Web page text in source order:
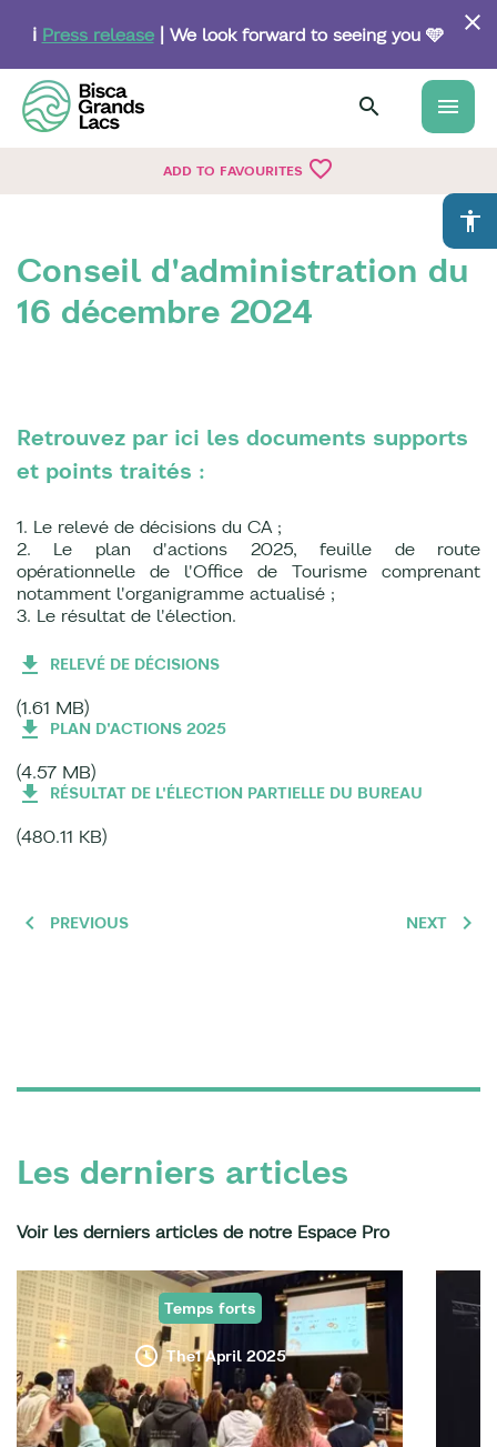
content
ℹ️ Press release| We look forward to seeing you 🩵
menu
ADD TO FAVOURITES favorite_border
accessibility
Conseil d'administration du
16 décembre 2024
Retrouvez par ici les documents supports
et points traités :
1. Le relevé de décisions du CA ;
2. Le plan d'actions 2025, feuille de route
opérationnelle de l'Office de Tourisme comprenant
notamment l'organigramme actualisé ;
3. Le résultat de l'élection.
RELEVÉ DE DÉCISIONS
(1.61 MB)
PLAN D'ACTIONS 2025
(4.57 MB)
RÉSULTAT DE L'ÉLECTION PARTIELLE DU BUREAU
(480.11 KB)
PREVIOUS NEXT
Les derniers articles
Voir les derniers articles de notre Espace Pro
Temps forts
The1 April 2025